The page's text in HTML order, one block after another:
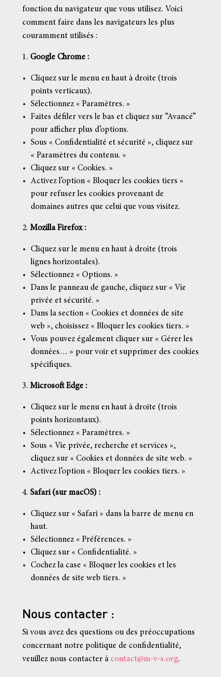
fonction du navigateur que vous utilisez. Voici
comment faire dans les navigateurs les plus
couramment utilisés :
Google Chrome :
Cliquez sur le menu en haut à droite (trois
points verticaux).
Sélectionnez « Paramètres. »
Faites défiler vers le bas et cliquez sur “Avancé”
pour afficher plus d’options.
Sous « Confidentialité et sécurité », cliquez sur
« Paramètres du contenu. »
Cliquez sur « Cookies. »
Activez l’option « Bloquer les cookies tiers »
pour refuser les cookies provenant de
domaines autres que celui que vous visitez.
Mozilla Firefox :
Cliquez sur le menu en haut à droite (trois
lignes horizontales).
Sélectionnez « Options. »
Dans le panneau de gauche, cliquez sur « Vie
privée et sécurité. »
Dans la section « Cookies et données de site
web », choisissez « Bloquer les cookies tiers. »
Vous pouvez également cliquer sur « Gérer les
données… » pour voir et supprimer des cookies
spécifiques.
Microsoft Edge :
Cliquez sur le menu en haut à droite (trois
points horizontaux).
Sélectionnez « Paramètres. »
Sous « Vie privée, recherche et services »,
cliquez sur « Cookies et données de site web. »
Activez l’option « Bloquer les cookies tiers. »
Safari (sur macOS) :
Cliquez sur « Safari » dans la barre de menu en
haut.
Sélectionnez « Préférences. »
Cliquez sur « Confidentialité. »
Cochez la case « Bloquer les cookies et les
données de site web tiers. »
Nous contacter :
Si vous avez des questions ou des préoccupations
concernant notre politique de confidentialité,
veuillez nous contacter à contact@m-v-s.org.